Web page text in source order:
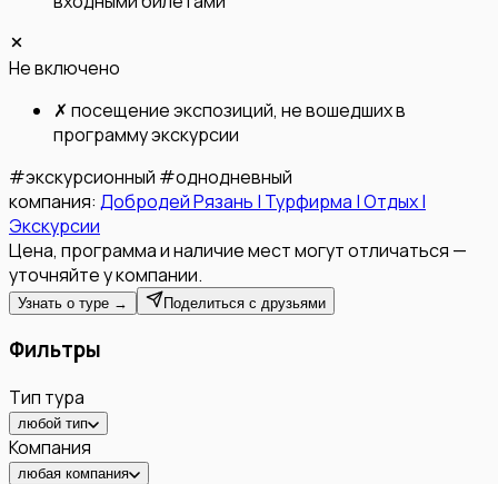
Не включено
✗ посещение экспозиций, не вошедших в
программу экскурсии
#экскурсионный #однодневный
компания: Добродей Рязань | Турфирма | Отдых |
Экскурсии
Цена, программа и наличие мест могут отличаться —
уточняйте у компании.
Узнать о туре → Поделиться с друзьями
Фильтры
Тип тура
любой тип
Компания
любая компания